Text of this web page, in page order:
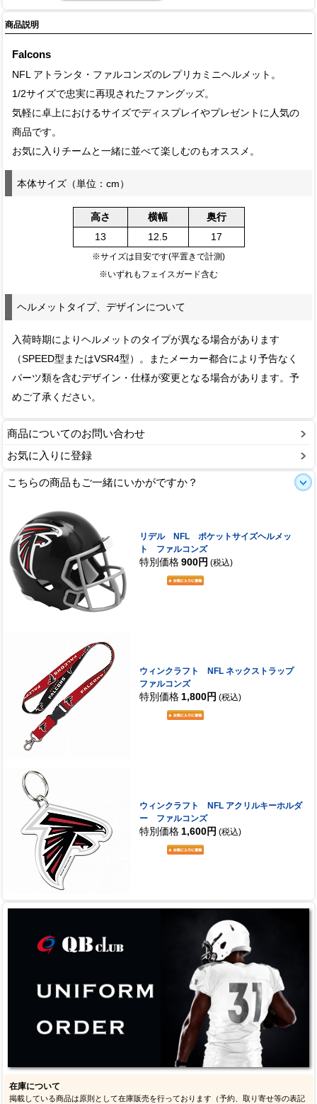
商品説明
Falcons
NFL アトランタ・ファルコンズのレプリカミニヘルメット。
1/2サイズで忠実に再現されたファングッズ。
気軽に卓上におけるサイズでディスプレイやプレゼントに人気の
商品です。
お気に入りチームと一緒に並べて楽しむのもオススメ。
本体サイズ（単位：cm）
高さ 横幅
奥行
13
12.5 17
※サイズは目安です(平置きで計測)
※いずれもフェイスガード含む
ヘルメットタイプ、デザインについて
入荷時期によりヘルメットのタイプが異なる場合があります
（SPEED型またはVSR4型）。またメーカー都合により予告なく
パーツ類を含むデザイン・仕様が変更となる場合があります。予
めご了承ください。
商品についてのお問い合わせ
お気に入りに登録
こちらの商品もご一緒にいかがですか？
リデル NFL ポケットサイズヘルメッ
ト ファルコンズ
特別価格 900円 (税込)
ウィンクラフト NFL ネックストラップ
ファルコンズ
特別価格 1,800円 (税込)
ウィンクラフト NFL アクリルキーホルダ
ー ファルコンズ
特別価格 1,600円 (税込)
在庫について
掲載している商品は原則として在庫販売を行っております（予約、取り寄せ等の表記